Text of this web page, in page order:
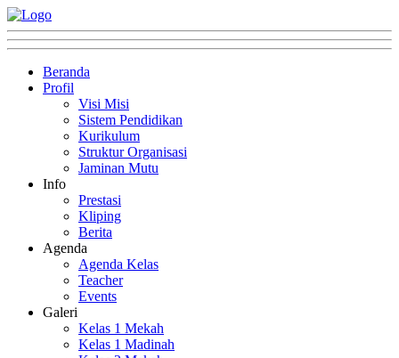
Beranda
Profil
Visi Misi
Sistem Pendidikan
Kurikulum
Struktur Organisasi
Jaminan Mutu
Info
Prestasi
Kliping
Berita
Agenda
Agenda Kelas
Teacher
Events
Galeri
Kelas 1 Mekah
Kelas 1 Madinah